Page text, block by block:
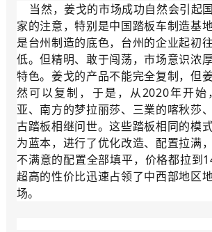
当然，姜戈的市场成功自然会引起
家的注意，特别是中国踏板车制造基
是台州制造的底色，台州的企业起初
低。但精明、敢于闯荡，市场意识浓
特色。姜戈的产品不能完全复制，但
然可以复制，于是，从2020年开始
亚、南方的梦拉丽莎、三業的喀秋莎
古踏板相继问世。这些踏板相同的模
为蓝本，进行了优化改造、配置拉满
不满意的配置全部填平，价格都拉到
超高的性价比迅速占领了中西部地区
场。